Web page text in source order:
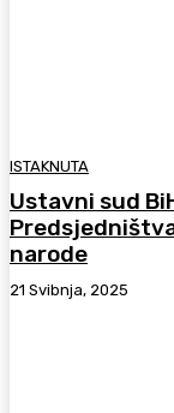
ISTAKNUTA
Ustavni sud
narode
21 Svibnja, 2025